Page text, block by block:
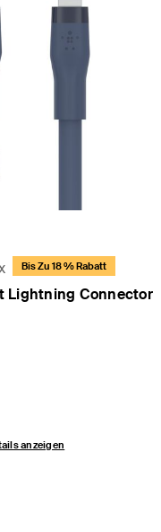
Bis Zu 18 % Rabatt
Lightning Connector
anzeigen